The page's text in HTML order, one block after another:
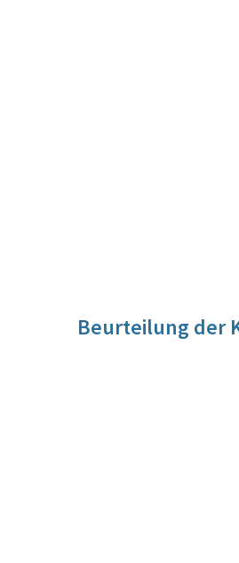
Beurteilung der